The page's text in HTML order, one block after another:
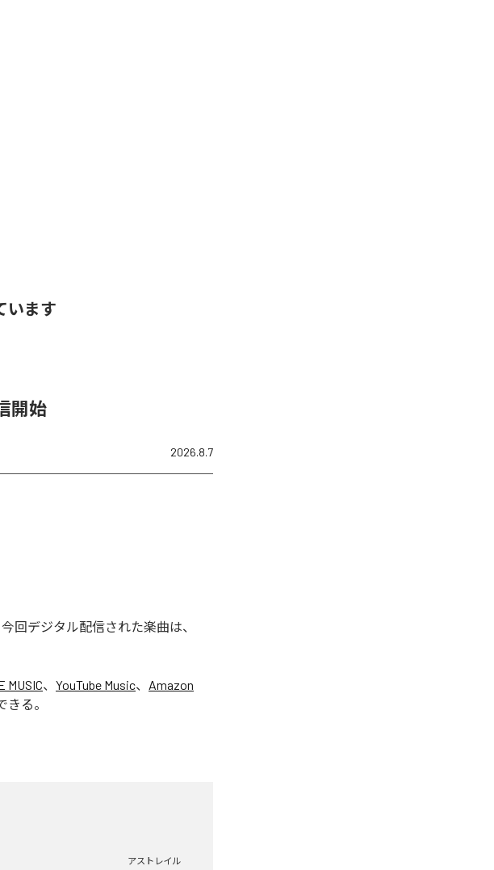
います
開始
2026.8.7
回デジタル配信された楽曲は、
MUSIC、 YouTube Music、 Amazon
る。
アストレイル